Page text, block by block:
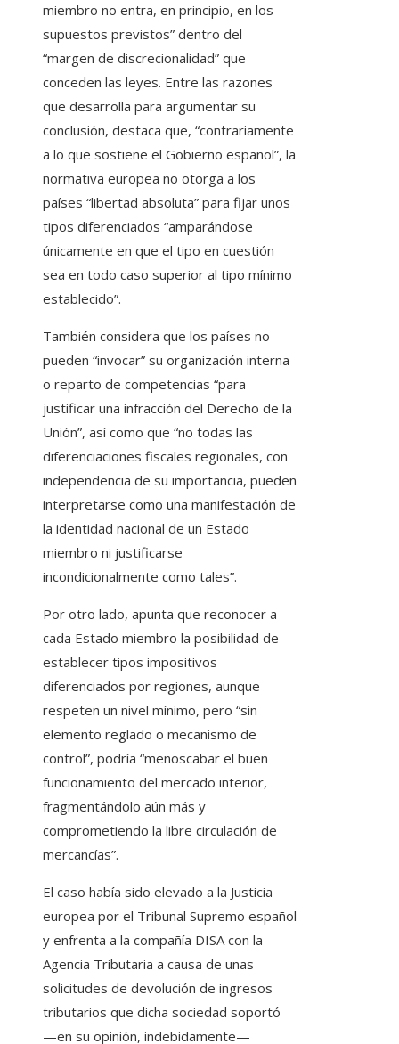
miembro no entra, en principio, en los
supuestos previstos” dentro del
“margen de discrecionalidad” que
conceden las leyes. Entre las razones
que desarrolla para argumentar su
conclusión, destaca que, “contrariamente
a lo que sostiene el Gobierno español”, la
normativa europea no otorga a los
países “libertad absoluta” para fijar unos
tipos diferenciados “amparándose
únicamente en que el tipo en cuestión
sea en todo caso superior al tipo mínimo
establecido”.
También considera que los países no
pueden “invocar” su organización interna
o reparto de competencias “para
justificar una infracción del Derecho de la
Unión”, así como que “no todas las
diferenciaciones fiscales regionales, con
independencia de su importancia, pueden
interpretarse como una manifestación de
la identidad nacional de un Estado
miembro ni justificarse
incondicionalmente como tales”.
Por otro lado, apunta que reconocer a
cada Estado miembro la posibilidad de
establecer tipos impositivos
diferenciados por regiones, aunque
respeten un nivel mínimo, pero “sin
elemento reglado o mecanismo de
control”, podría “menoscabar el buen
funcionamiento del mercado interior,
fragmentándolo aún más y
comprometiendo la libre circulación de
mercancías”.
El caso había sido elevado a la Justicia
europea por el Tribunal Supremo español
y enfrenta a la compañía DISA con la
Agencia Tributaria a causa de unas
solicitudes de devolución de ingresos
tributarios que dicha sociedad soportó
—en su opinión, indebidamente—